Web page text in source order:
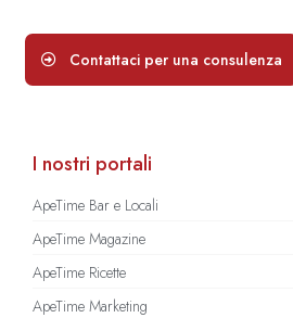
Contattaci per una consulenza
I nostri portali
ApeTime Bar e Locali
ApeTime Magazine
ApeTime Ricette
ApeTime Marketing